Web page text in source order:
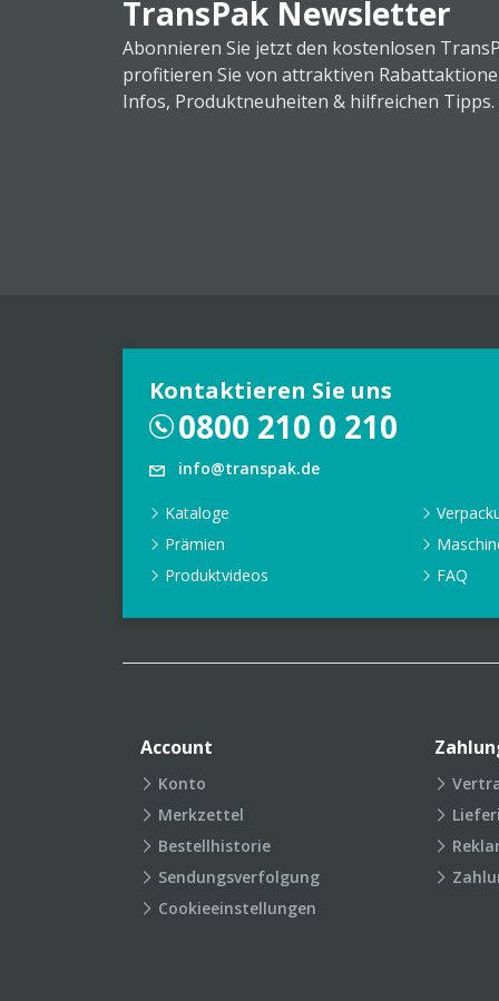
TransPak Newsletter
Abonnieren Sie jetzt den kostenlosen
profitieren Sie von attraktiven
Infos, Produktneuheiten & hilfreichen Tipps.
Kontaktieren Sie uns
0800 210 0 210
info@transpak.de
Kataloge
Prämien
Produktvideos
FAQ
Account
Konto
Merkzettel
Bestellhistorie
Sendungsverfolgung
Cookieeinstellungen